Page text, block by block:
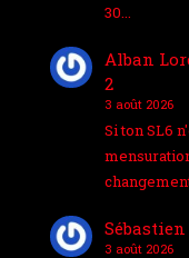
30…
Alban
2
3 août 2026
Si ton SL6
Sébastien
3 août 2026